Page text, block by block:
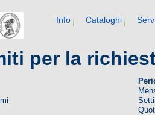
Info Cataloghi
per la